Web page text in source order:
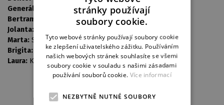
Generál Almerik:
Adamec Jan / Kopp Miroslav
Bertram:
Horáček Pavel / Jindra Tomáš
Jolanta:
/ Procházková Simona j.h.
Marta: Sýkorová Jana j.h. / Šmídová Lenka j.h.
Brigita:
Janečková Helena /Ivana Šaková
Laura: Klečková Eva /Jana Foff Tetourová
GERMAN
stránky používají
soubory cookie.
Tyto webové stránky používají soubory cookie
ke zlepšení uživatelského zážitku. Používáním
našich webových stránek souhlasíte se všemi
soubory cookie v souladu s našimi zásadami
používání souborů cookie. Více informací
NEZBYTNĚ NUTNÉ SOUBORY